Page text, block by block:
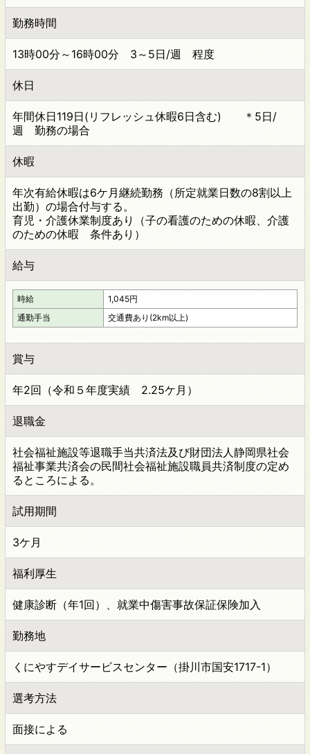
勤務時間
13時00分～16時00分 3～5日/週 程度
休日
年間休日119日(リフレッシュ休暇6日含む) ＊5日/
週 勤務の場合
休暇
年次有給休暇は6ケ月継続勤務（所定就業日数の8割以上
出勤）の場合付与する。
育児・介護休業制度あり（子の看護のための休暇、介護
のための休暇 条件あり）
給与
時給
1,045円
通勤手当
交通費あり(2km以上)
賞与
年2回（令和５年度実績 2.25ケ月）
退職金
社会福祉施設等退職手当共済法及び財団法人静岡県社会
福祉事業共済会の民間社会福祉施設職員共済制度の定め
るところによる。
試用期間
3ケ月
福利厚生
健康診断（年1回）、就業中傷害事故保証保険加入
勤務地
くにやすデイサービスセンター（掛川市国安1717-1）
選考方法
面接による